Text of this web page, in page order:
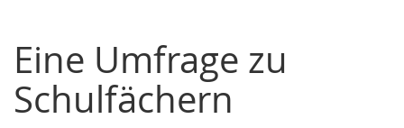
Eine Umfrage zu
Schulfächern